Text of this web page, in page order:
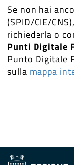
Se non hai
(SPID/CIE/
richiederla o
Punti Digitale
Punto Digitale
sulla mappa